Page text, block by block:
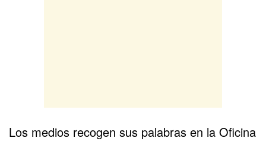
Los medios recogen sus palabras en la Oficina